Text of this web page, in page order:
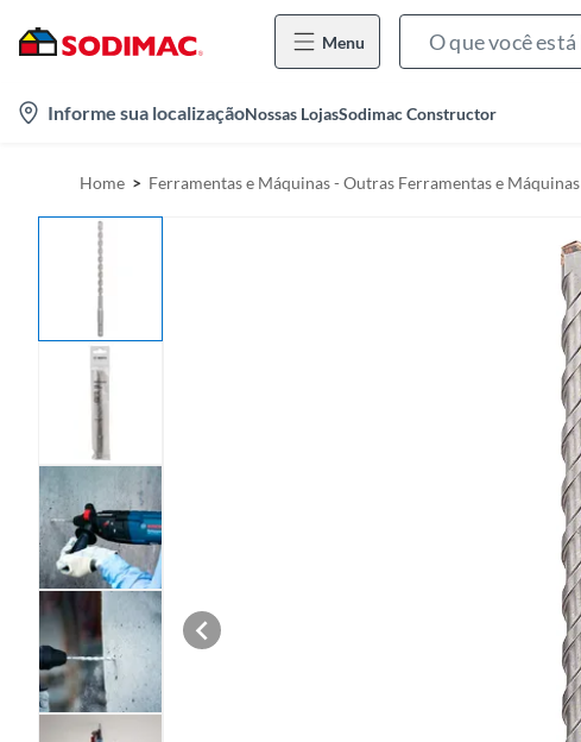
Menu
Informe sua localizaçãoNossas LojasSodimac Constructor
Home Ferramentas e Máquinas - Outras Ferramentas e Máquinas